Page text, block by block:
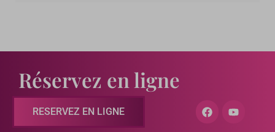
Réservez en ligne
RESERVEZ EN LIGNE